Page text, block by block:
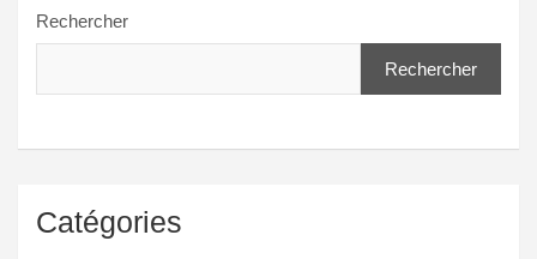
Rechercher
Rechercher
Catégories